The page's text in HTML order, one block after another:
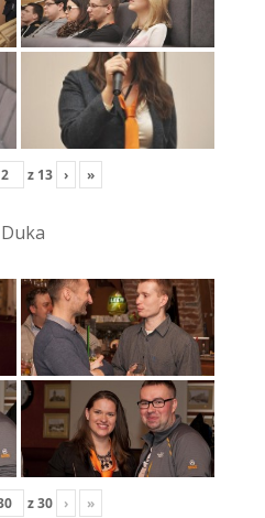
z 13 › »
z30 › »